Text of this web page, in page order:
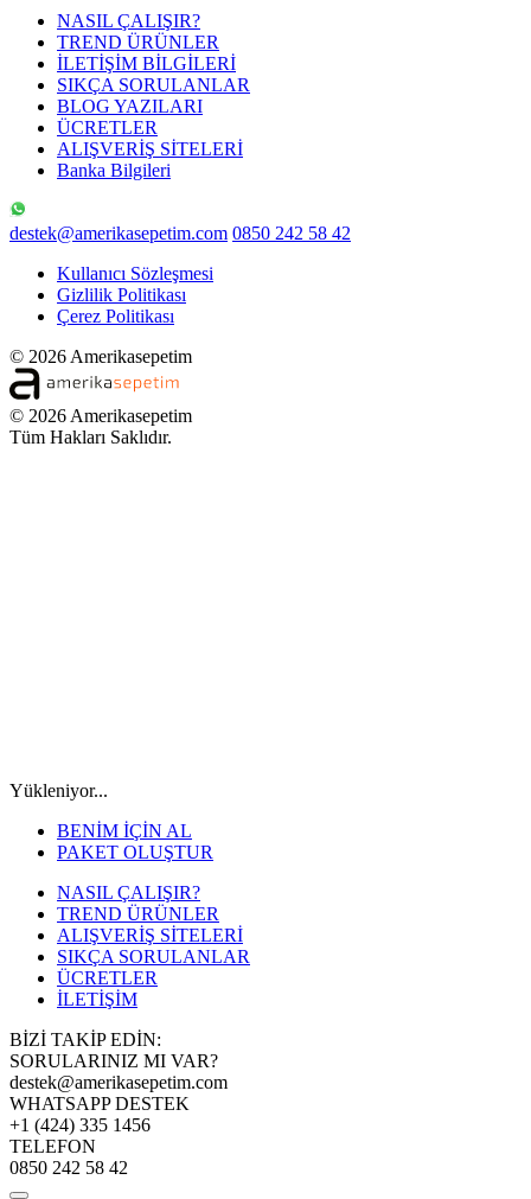
NASIL ÇALIŞIR?
TREND ÜRÜNLER
İLETİŞİM BİLGİLERİ
SIKÇA SORULANLAR
BLOG YAZILARI
ÜCRETLER
ALIŞVERİŞ SİTELERİ
Banka Bilgileri
destek@amerikasepetim.com 0850 242 58 42
Kullanıcı Sözleşmesi
Gizlilik Politikası
Çerez Politikası
© 2026 Amerikasepetim
© 2026 Amerikasepetim
Tüm Hakları Saklıdır.
Yükleniyor...
BENİM İÇİN AL
PAKET OLUŞTUR
NASIL ÇALIŞIR?
TREND ÜRÜNLER
ALIŞVERİŞ SİTELERİ
SIKÇA SORULANLAR
ÜCRETLER
İLETİŞİM
BİZİ TAKİP EDİN:
SORULARINIZ MI VAR?
destek@amerikasepetim.com
WHATSAPP DESTEK
+1 (424) 335 1456
TELEFON
0850 242 58 42